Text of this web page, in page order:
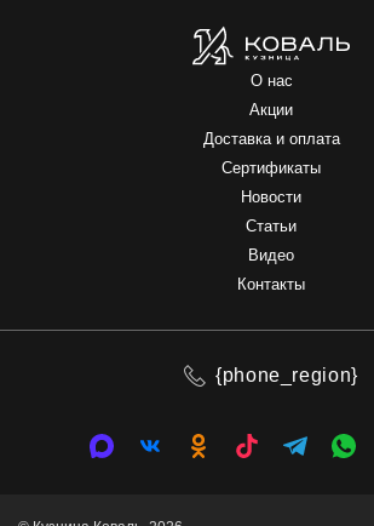
О нас
Акции
Доставка и оплата
Сертификаты
Новости
Статьи
Видео
Контакты
{phone_region}